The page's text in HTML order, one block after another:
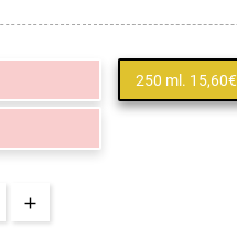
250 ml. 15,60€